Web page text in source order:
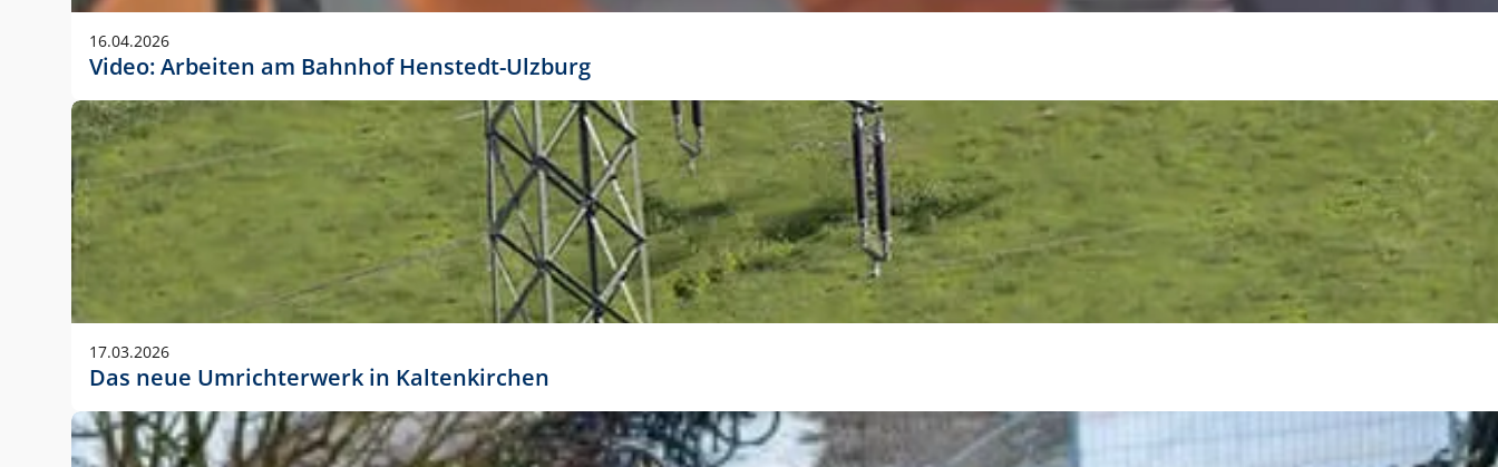
Die Logohöhe beträgt 4 – 10 % der jeweiligen Formathöhe. Daraus ergeben sich für gängige Formate
folgende fest definierte Anwendungsgrößen im Layout:
DIN A3 – 15 mm hoch (5 %)
DIN A1 – 39 mm hoch (5 %)
DIN lang – 10 mm hoch (5 %)
1080 x 1080 px – 78 px hoch (7 %)
In Ausnahmefällen darf das Logo jedoch auch größer oder kleiner gesetzt werden. Dazu bedarf es jedoch
stets der vorherigen Absprache mit der Marketingabteilung.
16.04.2026
Video: Arbeiten am Bahnhof Henstedt-Ulzburg
17.03.2026
Das neue Umrichterwerk in Kaltenkirchen